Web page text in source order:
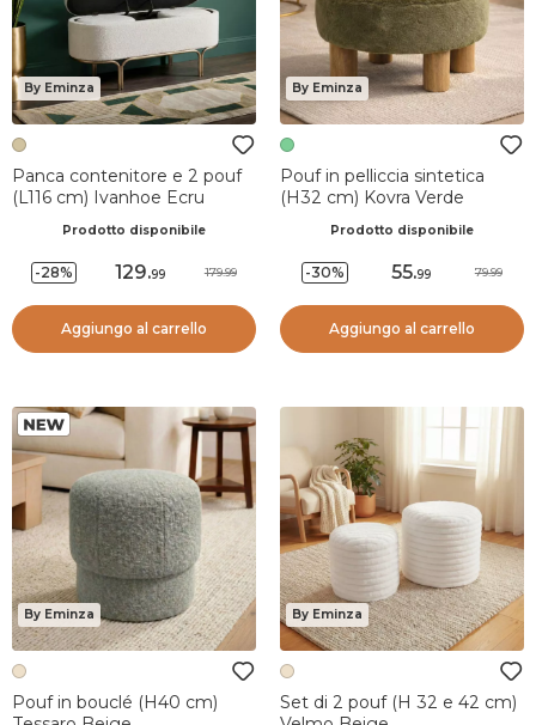
By Eminza
Panca contenitore e 2 pouf
(L116 cm) Ivanhoe Ecru
Prodotto disponibile
-28% 129.99 179.99
Aggiungo al carrello
By Eminza
Pouf in pelliccia sintetica
(H32 cm) Kovra Verde
Prodotto disponibile
-30% 55.99 79.99
Aggiungo al carrello
By Eminza
Pouf in bouclé (H40 cm)
By Eminza
Set di 2 pouf (H 32 e 42 cm)